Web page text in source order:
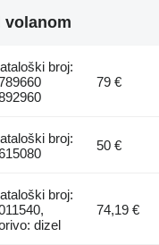
volanom
broj:
79 €
broj:
50 €
broj:
dizel
74,19 €